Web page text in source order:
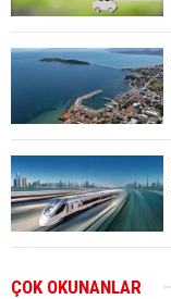
ÇOK OKUNANLAR